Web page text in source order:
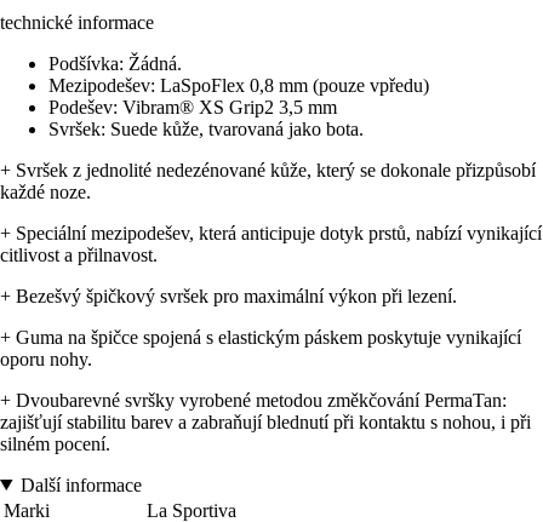
technické informace
Podšívka: Žádná.
Mezipodešev: LaSpoFlex 0,8 mm (pouze vpředu)
Podešev: Vibram® XS Grip2 3,5 mm
Svršek: Suede kůže, tvarovaná jako bota.
+ Svršek z jednolité nedezénované kůže, který se dokonale přizpůsobí
každé noze.
+ Speciální mezipodešev, která anticipuje dotyk prstů, nabízí vynikající
citlivost a přilnavost.
+ Bezešvý špičkový svršek pro maximální výkon při lezení.
+ Guma na špičce spojená s elastickým páskem poskytuje vynikající
oporu nohy.
+ Dvoubarevné svršky vyrobené metodou změkčování PermaTan:
zajišťují stabilitu barev a zabraňují blednutí při kontaktu s nohou, i při
silném pocení.
Další informace
Marki
La Sportiva